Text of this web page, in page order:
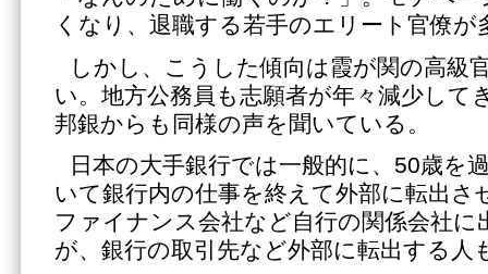
くなり、退職する若手のエリート官僚
しかし、こうした傾向は霞が関の高級
い。地方公務員も志願者が年々減少して
邦銀からも同様の声を聞いている。
日本の大手銀行では一般的に、50歳を
いて銀行内の仕事を終えて外部に転出さ
ファイナンス会社など自行の関係会社に
が、銀行の取引先など外部に転出する人